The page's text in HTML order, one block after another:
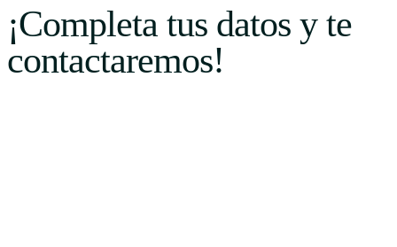
¡Completa tus datos y te
contactaremos!